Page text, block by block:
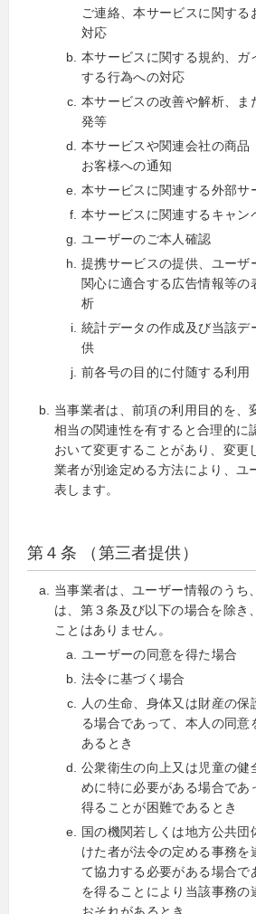
ご連絡、本サービスに関する
対応
本サービスに関する規約、ガ
する行為への対応
本サービスの改善や解析、ま
発等
本サービスや関連会社の商品
お客様への通知
本サービスに関連する外部サ
本サービスに関連するキャン
ユーザーのご本人確認
提携サービスの提供、ユーザ
関心に適合する広告情報等の
析
統計データの作成及び当該デ
供
前各号の目的に付随する利用
当事業者は、前項の利用目的を、
相当の関連性を有すると合理的に
おいて変更することがあり、変更
業者が別途定める方法により、ユ
表します。
第４条 （第三者提供）
当事業者は、ユーザー情報のうち
は、第３条及び以下の場合を除き
ことはありません。
ユーザーの同意を得た場合
法令に基づく場合
人の生命、身体又は財産の保
る場合であって、本人の同意
あるとき
公衆衛生の向上又は児童の健
めに特に必要がある場合であ
得ることが困難であるとき
国の機関若しくは地方公共団
けた者が法令の定める事務を
て協力する必要がある場合で
を得ることにより当該事務の